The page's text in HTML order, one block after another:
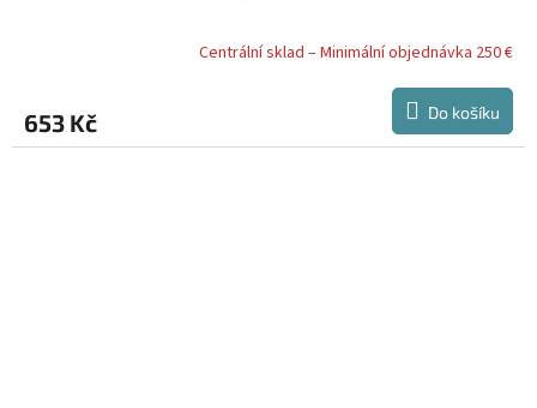
Centrální sklad – Minimální objednávka 250 €
653 Kč Do košíku